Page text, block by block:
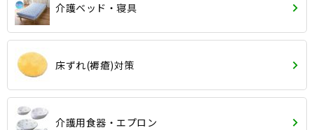
介護ベッド・寝具
床ずれ(褥瘡)対策
介護用食器・エプロン